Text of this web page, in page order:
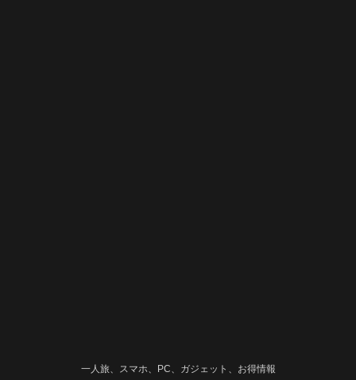
一人旅、スマホ、PC、ガジェット、お得情報